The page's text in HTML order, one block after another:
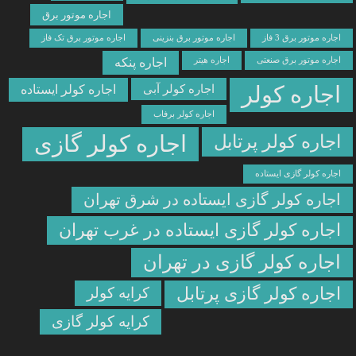
اجاره موتور برق
موتور برق 3 فاز اجاره موتور برق بنزینی اجاره موتور برق تک فاز
موتور برق صنعتی اجاره هیتر اجاره پنکه
کولر اجاره کولر آبی اجاره کولر ایستاده
اجاره کولر برفاب
کولر پرتابل اجاره کولر گازی
کولر گازی ایستاده
کولر گازی ایستاده در شرق تهران
کولر گازی ایستاده در غرب تهران
کولر گازی در تهران
کولر گازی پرتابل
کرایه کولر
کرایه کولر گازی